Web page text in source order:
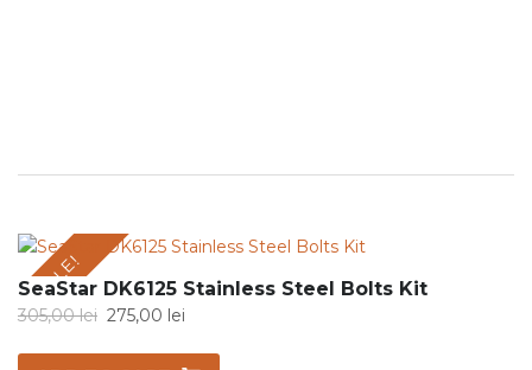
SALE!
SeaStar DK6125 Stainless Steel Bolts Kit
305,00lei Original
275,00 lei